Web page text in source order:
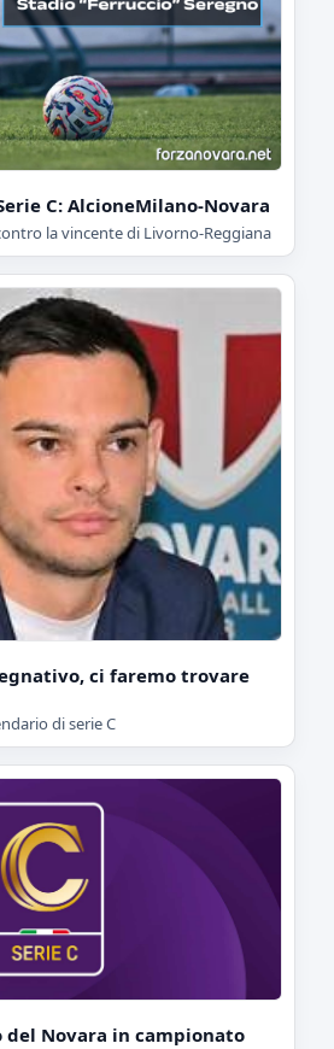
C: AlcioneMilano-Novara
la vincente di Livorno-Reggiana
ci faremo trovare
di serie C
Novara in campionato